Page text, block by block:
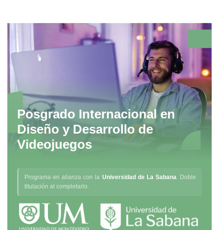
Posgrado Internacional en
Diseño y Desarrollo de
Videojuegos
Programa en alianza con la Universidad de La Sabana. Doble
titulación al completarlo.